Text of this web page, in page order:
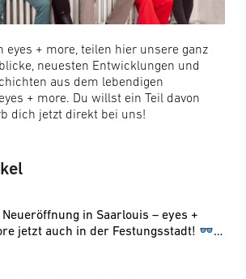
eyes + more, teilen hier unsere ganz
neuesten Entwicklungen und
aus dem lebendigen
+ more. Du willst ein Teil davon
dich jetzt direkt bei uns!
Neueröffnung in Saarlouis – eyes +
jetzt auch in der Festungsstadt!